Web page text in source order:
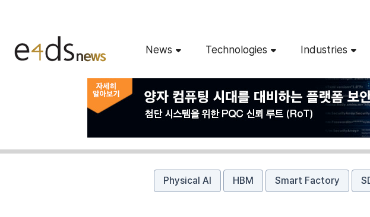
News Technologies Industries
Physical AI HBM Smart Factory